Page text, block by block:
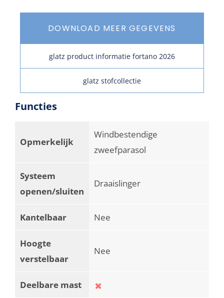
DOWNLOAD MEER GEGEVENS
glatz product informatie fortano 2026
glatz stofcollectie
Functies
Opmerkelijk
Windbestendige
zweefparasol
Systeem
openen/sluiten
Draaislinger
Kantelbaar Nee
Hoogte
verstelbaar
Nee
Deelbare mast